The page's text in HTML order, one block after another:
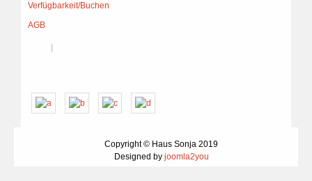
Verfügbarkeit/Buchen
AGB
Copyright © Haus Sonja 2019
Designed by joomla2you